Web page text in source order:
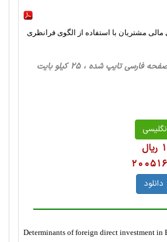
مالی مشتریان با استفاده از الگوی فرانظری
، اقتصاد بازرگانی، 5 صفحه فارسی تایپ شده ، 25 کیلو بایت
Determinants of foreign direct investment in